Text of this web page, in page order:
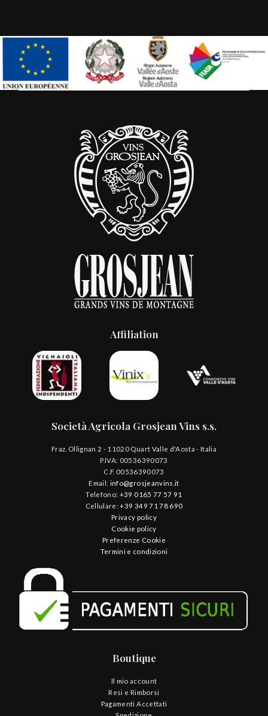
Affiliation
Società Agricola Grosjean Vins s.s.
Fraz. Ollignan 2 - 11020 Quart Valle d'Aosta - Italia
P.IVA: 00536390073
C.F. 00536390073
Email: info@grosjeanvins.it
Telefono: +39 0165 77 57 91
Cellulare: +39 349 71 78 690
Privacy policy
Cookie policy
Preferenze Cookie
Termini e condizioni
Boutique
Il mio account
Resi e Rimborsi
Pagamenti Accettati